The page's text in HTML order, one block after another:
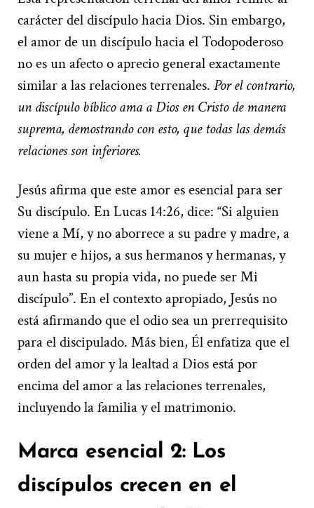
carácter del discípulo hacia Dios. Sin embargo,
el amor de un discípulo hacia el Todopoderoso
no es un afecto o aprecio general exactamente
similar a las relaciones terrenales. Por el contrario,
un discípulo bíblico ama a Dios en Cristo de manera
suprema, demostrando con esto, que todas las demás
relaciones son inferiores.
Jesús afirma que este amor es esencial para ser
Su discípulo. En Lucas 14:26, dice: “Si alguien
viene a Mí, y no aborrece a su padre y madre, a
su mujer e hijos, a sus hermanos y hermanas, y
aun hasta su propia vida, no puede ser Mi
discípulo”. En el contexto apropiado, Jesús no
está afirmando que el odio sea un prerrequisito
para el discipulado. Más bien, Él enfatiza que el
orden del amor y la lealtad a Dios está por
encima del amor a las relaciones terrenales,
incluyendo la familia y el matrimonio.
Marca esencial 2: Los
discípulos crecen en el